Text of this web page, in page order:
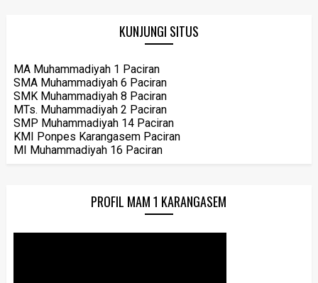
KUNJUNGI SITUS
MA Muhammadiyah 1 Paciran
SMA Muhammadiyah 6 Paciran
SMK Muhammadiyah 8 Paciran
MTs. Muhammadiyah 2 Paciran
SMP Muhammadiyah 14 Paciran
KMI Ponpes Karangasem Paciran
MI Muhammadiyah 16 Paciran
PROFIL MAM 1 KARANGASEM